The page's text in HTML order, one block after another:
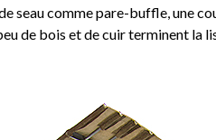
seau comme pare-buffle, une
de bois et de cuir terminent la